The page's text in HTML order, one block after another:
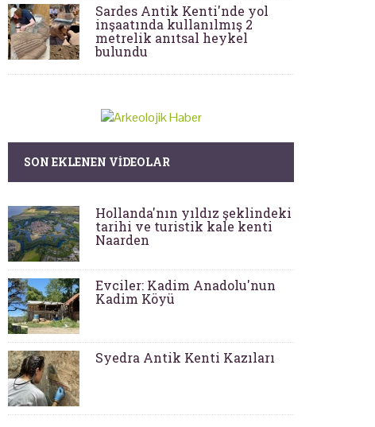
Sardes Antik Kenti'nde yol
inşaatında kullanılmış 2
metrelik anıtsal heykel
bulundu
SON EKLENEN VIDEOLAR
Hollanda'nın yıldız şeklindeki
tarihi ve turistik kale kenti
Naarden
Evciler: Kadim Anadolu'nun
Kadim Köyü
Syedra Antik Kenti Kazıları